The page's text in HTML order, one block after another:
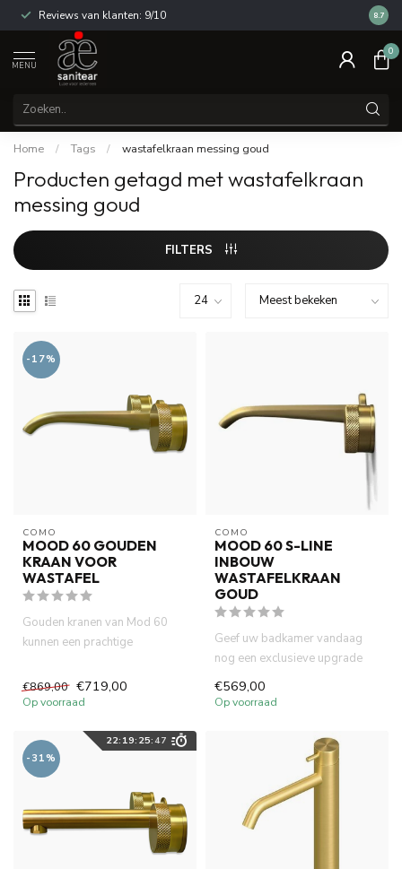
Reviews van klanten: 9/10 14
8.7
MENU
0
Home / Tags / wastafelkraan messing goud
Producten getagd met wastafelkraan
messing goud
FILTERS
-17%
COMO
MOOD 60 GOUDEN
KRAAN VOOR
WASTAFEL
Gouden kranen van Mod 60
kunnen een prachtige
of ...
€869,00 €719,00
Op voorraad
COMO
MOOD 60 S-LINE
INBOUW
WASTAFELKRAAN
GOUD
Geef uw badkamer vandaag
nog een exclusieve upgrade
met de COMO Mood60 Inbouw
Wa...
€569,00
Op voorraad
22: 19: 25:46
-31%